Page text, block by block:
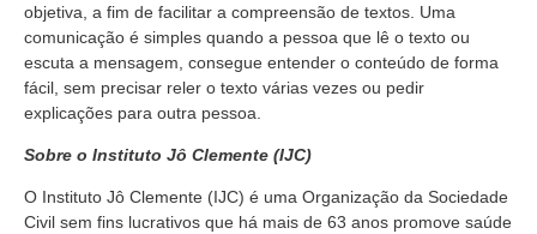
objetiva, a fim de facilitar a compreensão de textos. Uma
comunicação é simples quando a pessoa que lê o texto ou
escuta a mensagem, consegue entender o conteúdo de forma
fácil, sem precisar reler o texto várias vezes ou pedir
explicações para outra pessoa.
Sobre o Instituto Jô Clemente (IJC)
O Instituto Jô Clemente (IJC) é uma Organização da Sociedade
Civil sem fins lucrativos que há mais de 63 anos promove saúde